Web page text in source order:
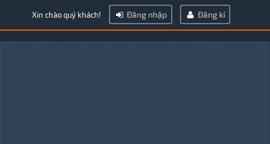
Xin chào quý khách! Đăng nhập Đăng kí